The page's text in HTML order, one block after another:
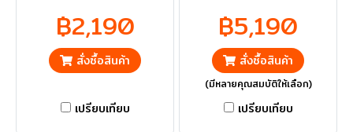
฿2,190
สั่งซื้อสินค้า
เปรียบเทียบ
฿5,190
สั่งซื้อสินค้า
(มีหลายคุณสมบัติให้เลือก)
เปรียบเทียบ